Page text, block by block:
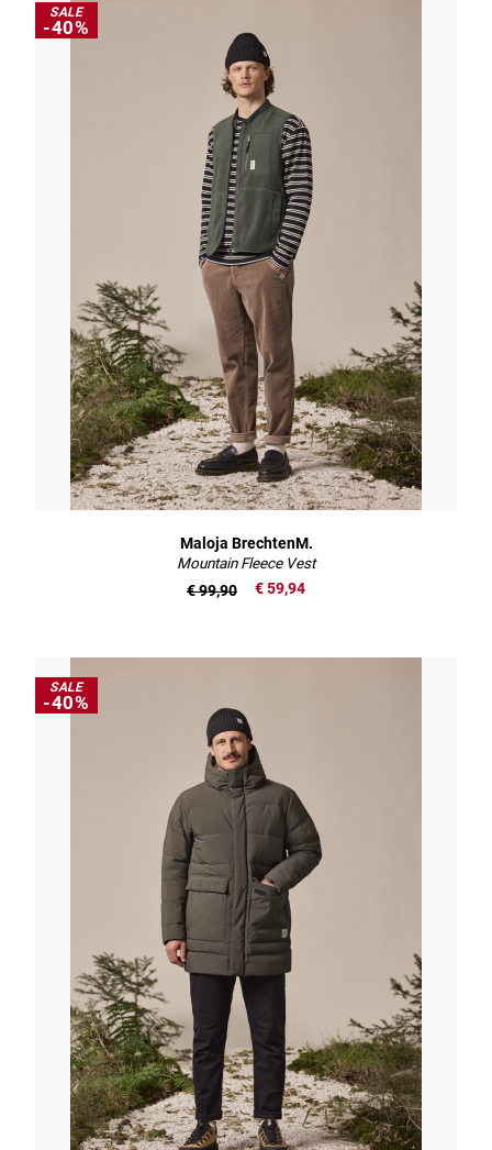
SALE
-40%
Maloja BrechtenM.
Mountain Fleece Vest
€ 59,94
€ 99,90
SALE
-40%